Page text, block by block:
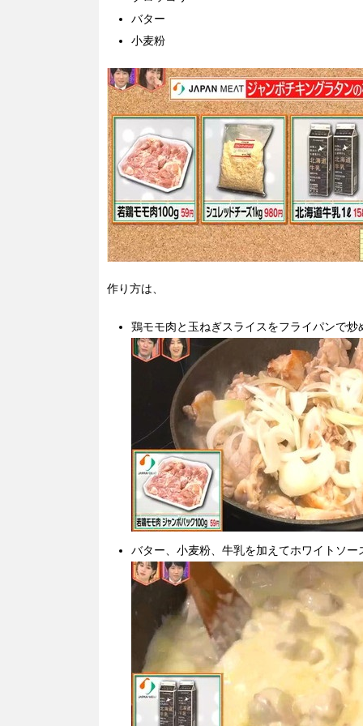
バター
小麦粉
作り方は、
鶏モモ肉と玉ねぎスライスをフライパンで炒
バター、小麦粉、牛乳を加えてホワイトソー